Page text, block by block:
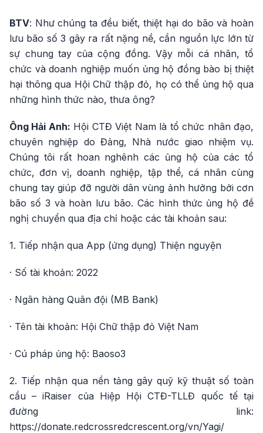
BTV: Như chúng ta đều biết, thiệt hại do bão và hoàn
lưu bão số 3 gây ra rất nặng nề, cần nguồn lực lớn từ
sự chung tay của cộng đồng. Vậy mỗi cá nhân, tổ
chức và doanh nghiệp muốn ủng hộ đồng bào bị thiệt
hại thông qua Hội Chữ thập đỏ, họ có thể ủng hộ qua
những hình thức nào, thưa ông?
Ông Hải Anh: Hội CTĐ Việt Nam là tổ chức nhân đạo,
chuyên nghiệp do Đảng, Nhà nước giao nhiệm vụ.
Chúng tôi rất hoan nghênh các ủng hộ của các tổ
chức, đơn vị, doanh nghiệp, tập thể, cá nhân cùng
chung tay giúp đỡ người dân vùng ảnh hưởng bởi cơn
bão số 3 và hoàn lưu bão. Các hình thức ủng hộ đề
nghị chuyển qua địa chỉ hoặc các tài khoản sau:
1. Tiếp nhận qua App (ứng dụng) Thiện nguyện
· Số tài khoản: 2022
· Ngân hàng Quân đội (MB Bank)
· Tên tài khoản: Hội Chữ thập đỏ Việt Nam
· Cú pháp ủng hộ: Baoso3
2. Tiếp nhận qua nền tảng gây quỹ kỹ thuật số toàn
cầu – iRaiser của Hiệp Hội CTĐ-TLLĐ quốc tế tại
đường link:
https://donate.redcrossredcrescent.org/vn/Yagi/